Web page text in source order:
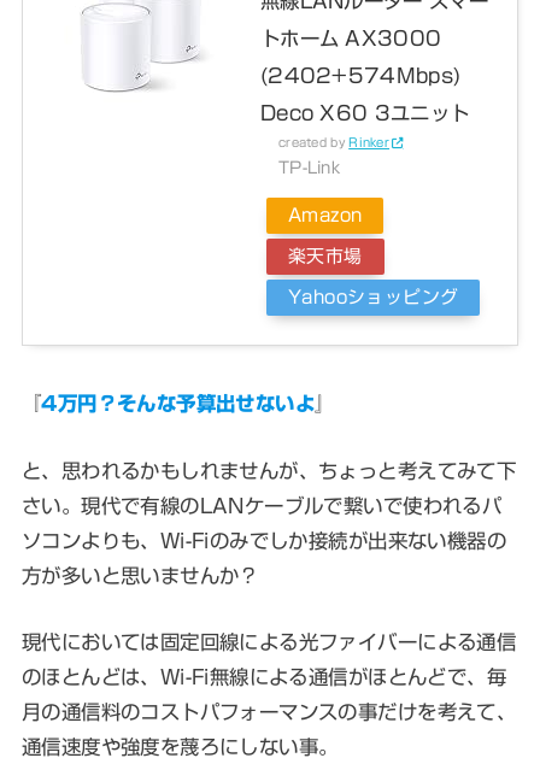
トホーム AX3000
(2402+574Mbps)
Deco X60 3ユニット
created by Rinker
TP-Link
Amazon
楽天市場
Yahooショッピング
『4万円？そんな予算出せないよ
と、思われるかもしれませんが、ちょっと考えてみて下
さい。現代で有線のLANケーブルで繋いで使われるパ
ソコンよりも、Wi-Fiのみでしか接続が出来ない機器の
方が多いと思いませんか？
現代においては固定回線による光ファイバーによる通信
のほとんどは、Wi-Fi無線による通信がほとんどで、毎
月の通信料のコストパフォーマンスの事だけを考えて、
通信速度や強度を蔑ろにしない事。